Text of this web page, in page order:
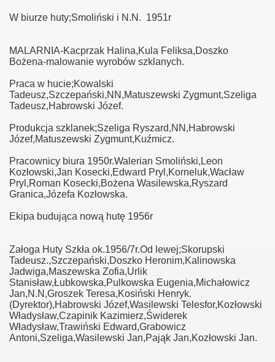
W biurze huty;Smoliński i N.N. 1951r
MALARNIA-Kacprzak Halina,Kula Feliksa,Doszko
Bożena-malowanie wyrobów szklanych.
Praca w hucie;Kowalski
Tadeusz,Szczepański,NN,Matuszewski Zygmunt,Szeliga
Tadeusz,Habrowski Józef.
Produkcja szklanek;Szeliga Ryszard,NN,Habrowski
Józef,Matuszewski Zygmunt,Kuźmicz.
Pracownicy biura 1950r.Walerian Smoliński,Leon
Kozłowski,Jan Kosecki,Edward Pryl,Korneluk,Wacław
Pryl,Roman Kosecki,Bożena Wasilewska,Ryszard
Granica,Józefa Kozłowska.
Ekipa budująca nową hutę 1956r
Załoga Huty Szkła ok.1956/7r.Od lewej;Skorupski
Tadeusz.,Szczepański,Doszko Heronim,Kalinowska
Jadwiga,Maszewska Zofia,Urlik
Stanisław,Łubkowska,Pulkowska Eugenia,Michałowicz
Jan,N.N,Groszek Teresa,Kosiński Henryk.
(Dyrektor),Habrowski Józef,Wasilewski Telesfor,Kozłowski
Władysław,Czapinik Kazimierz,Świderek
Władysław,Trawiński Edward,Grabowicz
Antoni,Szeliga,Wasilewski Jan,Pająk Jan,Kozłowski Jan.